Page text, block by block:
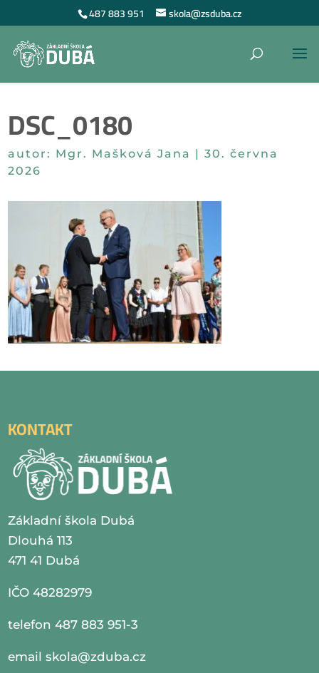
487 883 951 skola@zsduba.cz
DSC_0180
autor: Mgr. Mašková Jana |30. června
2026
KONTAKT
Základní škola Dubá
Dlouhá 113
471 41 Dubá
IČO 48282979
telefon 487 883 951-3
emailskola@zduba.cz